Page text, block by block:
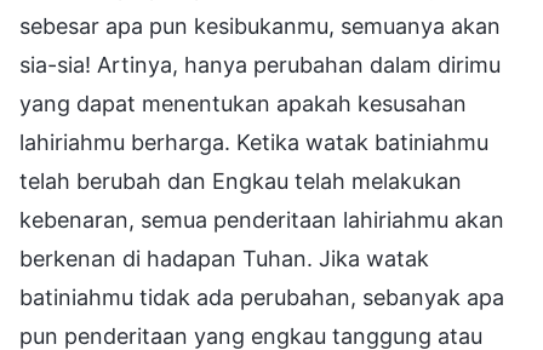
sebesar apa pun kesibukanmu, semuanya akan
sia-sia! Artinya, hanya perubahan dalam dirimu
yang dapat menentukan apakah kesusahan
lahiriahmu berharga. Ketika watak batiniahmu
telah berubah dan Engkau telah melakukan
kebenaran, semua penderitaan lahiriahmu akan
berkenan di hadapan Tuhan. Jika watak
batiniahmu tidak ada perubahan, sebanyak apa
pun penderitaan yang engkau tanggung atau